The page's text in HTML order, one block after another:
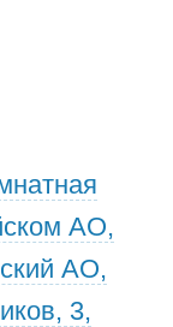
АО,
АО,
3,